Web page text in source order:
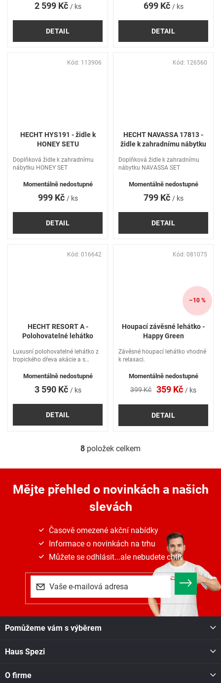
2 599 Kč / ks
DETAIL
699 Kč / ks
DETAIL
nastavit do dvou poloh...
HECHT HYS191 - židle k
HONEY SETU
999 Kč / ks
DETAIL
Doplňková židle k zahradnímu
nábytku HONEY SET
Momentálně nedostupné
Kód: 113906
HECHT NAVASSA 17813 -
židle k zahradnímu nábytku
799 Kč / ks
DETAIL
Doplňková židle k zahradnímu
nábytku NAVASSA SET
Momentálně nedostupné
Kód: 126560
HECHT RESORT A -
Polohovatelné lehátko
3 590 Kč / ks
DETAIL
Luxusní polohovatelné lehátko z
tropického dřeva akácie a s
200kg.Momentálně nedostupné
Kód: 016642
–10 %
Houpací závěsné lehátko -
Happy Green
399 Kč 359 Kč / ks
DETAIL
Závěsné houpací lehátko vhodné
k relaxaci.
Momentálně nedostupné
Kód: 081075
O
l
d
c
p
v
k
v
ý
i
8 položek celkem
Mějte přehled o novinkách a našich
slevách
Časově omezené akční nabídky
Informace o novinkách na trhu
Můžete se odhlásit...ale nebudete chtít
Pomůžeme vám s výběrem
Haus Spezi
O firme